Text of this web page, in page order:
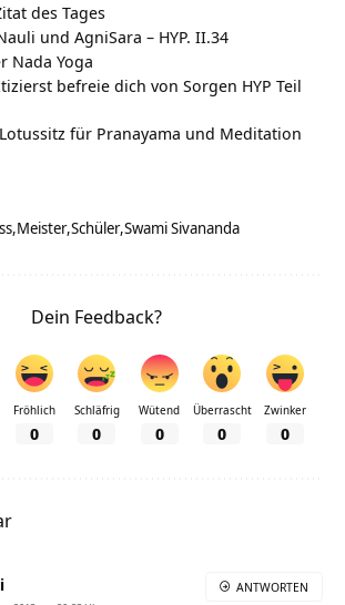
des Tages
und AgniSara – HYP. II.34
Nada Yoga
befreie dich von Sorgen HYP Teil
für Pranayama und Meditation
Meister Schüler Swami Sivananda
Dein Feedback?
Fröhlich
0
Schläfrig
0
Wütend
0
Überrascht
0
Zwinker
0
ANTWORTEN